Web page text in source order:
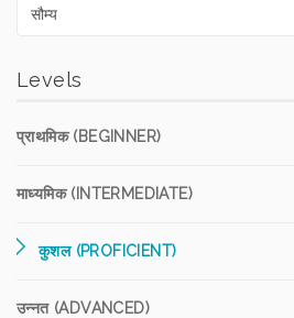
Levels
प्राथमिक (BEGINNER)
माध्यमिक (INTERMEDIATE)
कुशल (PROFICIENT)
उन्नत (ADVANCED)